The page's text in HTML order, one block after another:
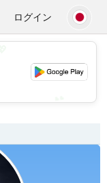
ログイン